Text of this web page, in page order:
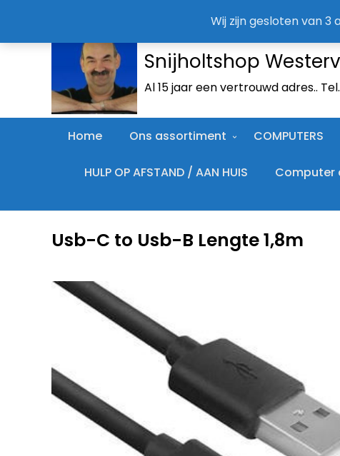
Wij zijn gesloten van 3
Snijholtshop
Al 15 jaar een vertrouwd adres..
Home Ons assortiment COMPUTERS
HULP OP AFSTAND / AAN HUIS Computer
Usb-C to Usb-B Lengte 1,8m